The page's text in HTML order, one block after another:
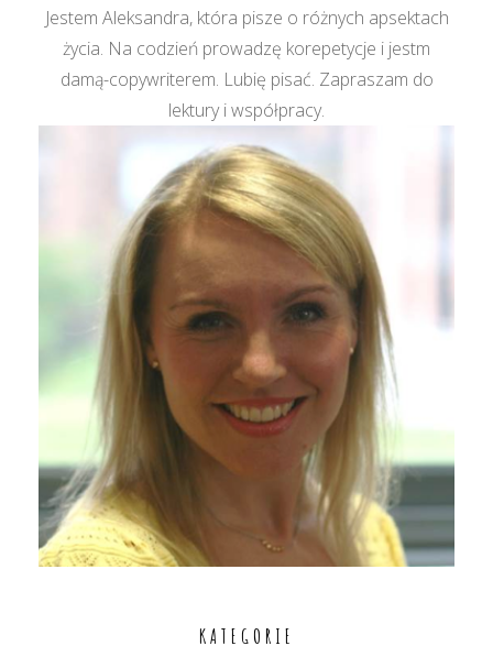
Jestem Aleksandra, która pisze o różnych apsektach
życia. Na codzień prowadzę korepetycje i jestm
damą-copywriterem. Lubię pisać. Zapraszam do
lektury i współpracy.
KATEGORIE